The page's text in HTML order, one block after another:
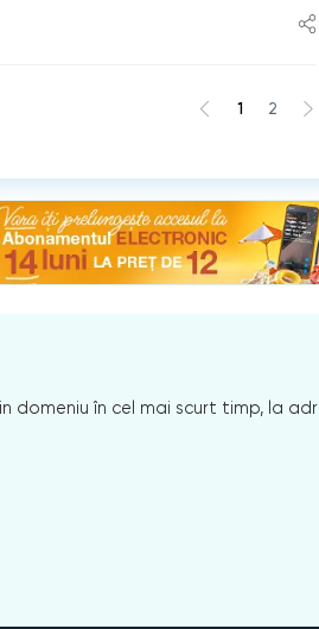
1 2
domeniu în cel mai scurt timp, la